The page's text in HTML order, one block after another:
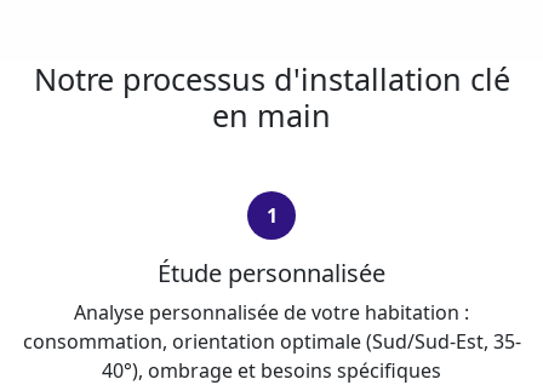
Notre processus d'installation clé
en main
1
Étude personnalisée
Analyse personnalisée de votre habitation :
consommation, orientation optimale (Sud/Sud-Est, 35-
40°), ombrage et besoins spécifiques